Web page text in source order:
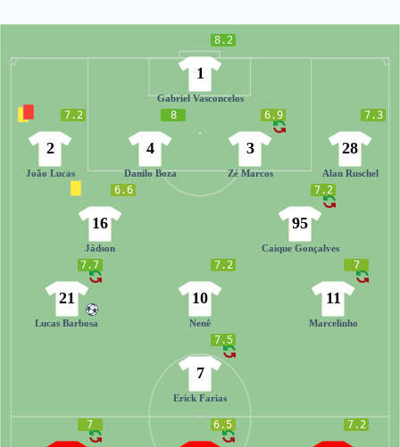
8.2
1
Gabriel Vasconcelos
7.3
28
Alan Ruschel
6.9
3
Zé Marcos
8
4
Danilo Boza
7.2
2
João Lucas
7.2
95
Caique Gonçalves
6.6
16
Jádson
7
11
Marcelinho
7.2
10
Nenê
7.7
21
Lucas Barbosa
7.5
7
Erick Farias
7 6.5 7.2